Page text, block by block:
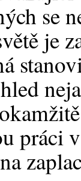
se
je
práci